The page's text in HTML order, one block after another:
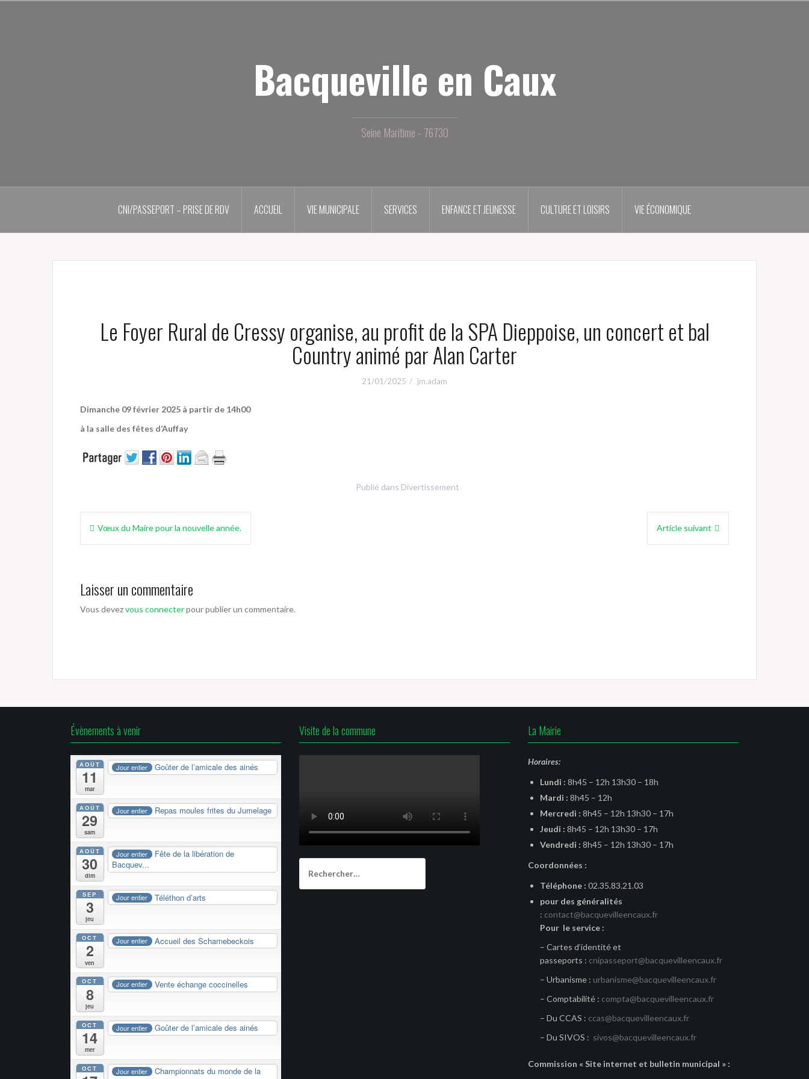
Bacqueville en Caux
Seine Maritime - 76730
CNI/PASSEPORT – PRISE DE RDV ACCUEIL VIE MUNICIPALE SERVICES ENFANCE ET JEUNESSE CULTURE ET LOISIRS VIE ÉCONOMIQUE
Le Foyer Rural de Cressy organise, au profit de la SPA Dieppoise, un concert et bal
Country animé par Alan Carter
21/01/2025 jm.adam
Dimanche 09 février 2025 à partir de 14h00
à la salle des fêtes d’Auffay
Publié dans Divertissement
Navigation
Vœux du Maire pour la nouvelle année. Article suivant
Laisser un commentaire
Vous devezvous connecterpour publier un commentaire.
Évènements à venir
AOÛT
11
mar
Jour entier Goûter de l’amicale des ainés
AOÛT
29
sam
Jour entier Repas moules frites du Jumelage
AOÛT
30
dim
Jour entier
Fête de la libération de
Bacquev...
SEP
3
jeu
Jour entier Téléthon d’arts
OCT
2
ven
Jour entier Accueil des Scharnebeckois
OCT
8
jeu
Jour entier Vente échange coccinelles
OCT
14
mer
Jour entier Goûter de l’amicale des ainés
OCT Jour entier
Championnats du monde de la
Visite de la commune La Mairie
Horaires:
Lundi : 8h45 – 12h 13h30 – 18h
Mardi : 8h45 – 12h
Mercredi : 8h45 – 12h 13h30 – 17h
Jeudi : 8h45 – 12h 13h30 – 17h
Vendredi : 8h45 – 12h 13h30 – 17h
Coordonnées :
Téléphone : 02.35.83.21.03
pour des généralités
: contact@bacquevilleencaux.fr
Pour le service :
– Cartes d’identité et
passeports : cnipasseport@bacquevilleencaux.fr
– Urbanisme : urbanisme@bacquevilleencaux.fr
– Comptabilité : compta@bacquevilleencaux.fr
– Du CCAS : ccas@bacquevilleencaux.fr
– Du SIVOS : sivos@bacquevilleencaux.fr
Commission « Site internet et bulletin municipal » :